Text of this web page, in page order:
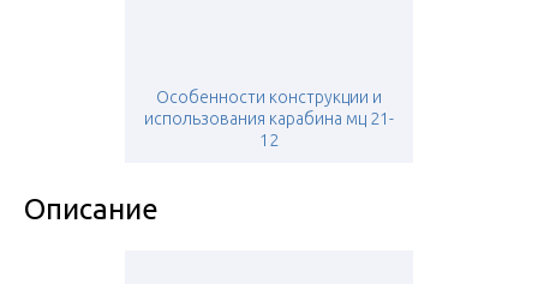
Особенности конструкции и
использования карабина мц 21-
12
Описание